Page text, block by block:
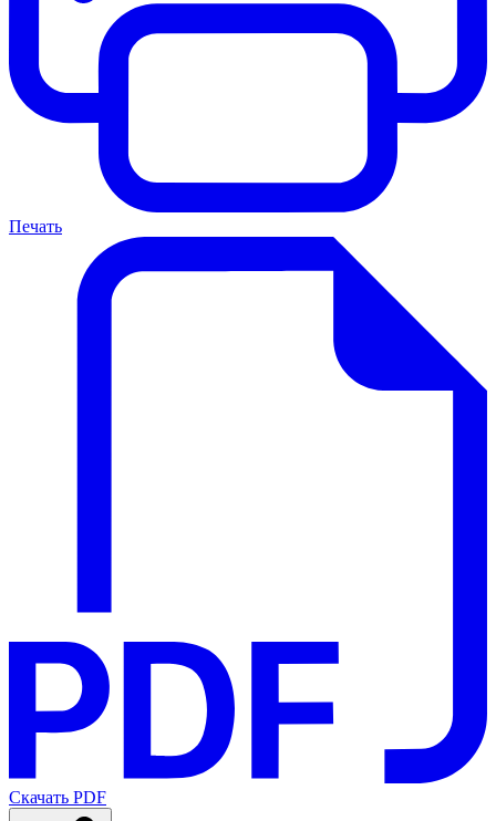
Печать
Скачать PDF